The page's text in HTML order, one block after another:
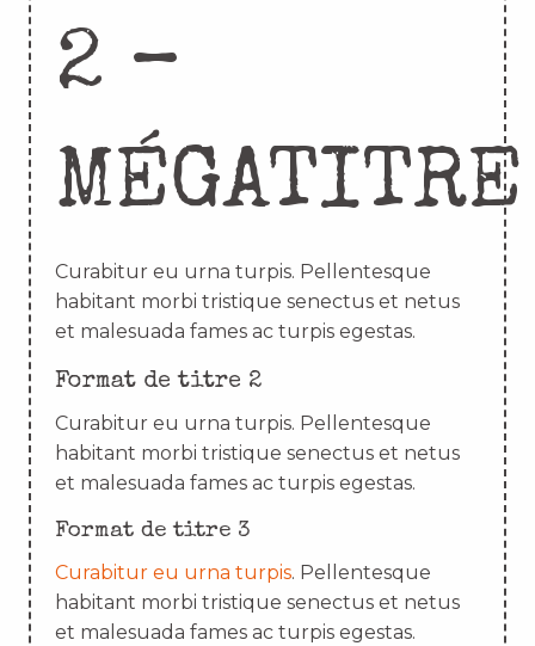
2 –
MÉGATITRE
Curabitur eu urna turpis. Pellentesque
habitant morbi tristique senectus et netus
et malesuada fames ac turpis egestas.
Format de titre 2
Curabitur eu urna turpis. Pellentesque
habitant morbi tristique senectus et netus
et malesuada fames ac turpis egestas.
Format de titre 3
Curabitur eu urna turpis. Pellentesque
habitant morbi tristique senectus et netus
et malesuada fames ac turpis egestas.